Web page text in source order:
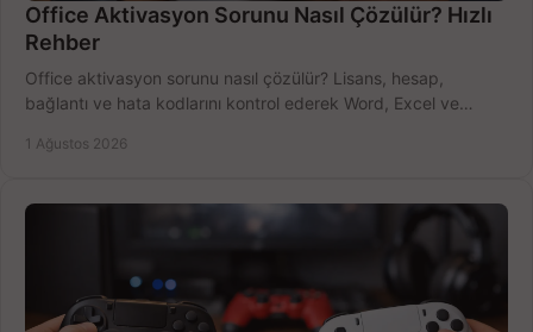
Office Aktivasyon Sorunu Nasıl Çözülür? Hızlı
Rehber
Office aktivasyon sorunu nasıl çözülür? Lisans, hesap,
bağlantı ve hata kodlarını kontrol ederek Word, Excel ve
1 Ağustos 2026